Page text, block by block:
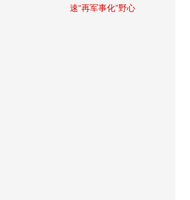
速“再军事化”野心